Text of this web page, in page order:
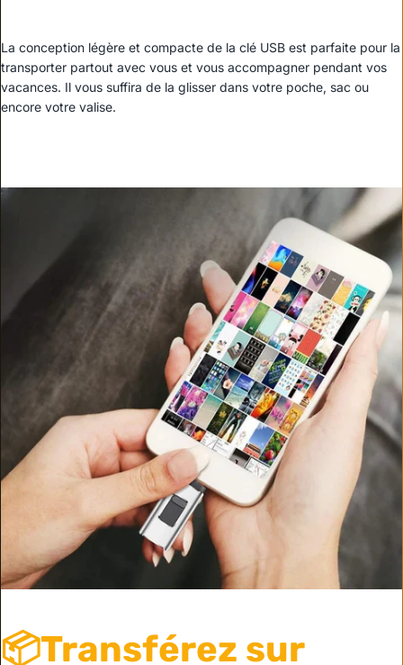
La conception légère et compacte de la clé USB est parfaite pour la
transporter partout avec vous et vous accompagner pendant vos
vacances. Il vous suffira de la glisser dans votre poche, sac ou
encore votre valise.
📦Transférez sur